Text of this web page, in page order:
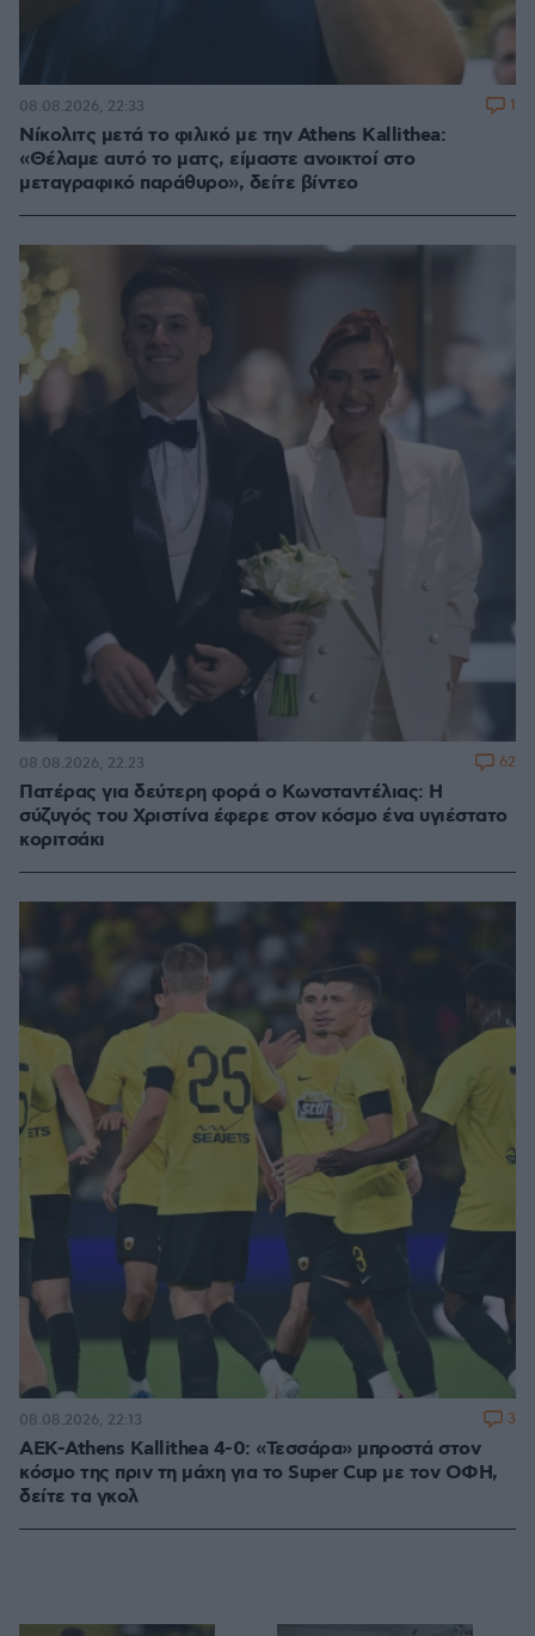
Νίκολιτς μετά το φιλικό με την Athens Kallithea:
«Θέλαμε αυτό το ματς, είμαστε ανοικτοί στο
μεταγραφικό παράθυρο», δείτε βίντεο
08.08.2026, 22:33 1
Πατέρας για δεύτερη φορά ο Κωνσταντέλιας: Η
σύζυγός του Χριστίνα έφερε στον κόσμο ένα υγιέστατο
κοριτσάκι
08.08.2026, 22:23 62
ΑΕΚ-Athens Kallithea 4-0: «Τεσσάρα» μπροστά στον
κόσμο της πριν τη μάχη για το Super Cup με τον ΟΦΗ,
δείτε τα γκολ
08.08.2026, 22:13 3